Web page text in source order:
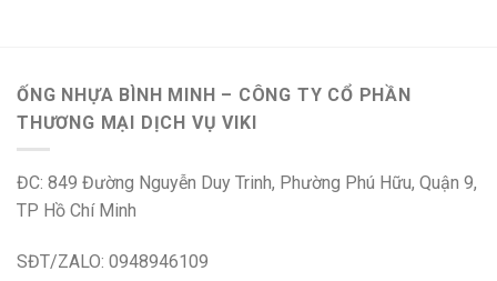
ỐNG NHỰA BÌNH MINH – CÔNG TY CỔ PHẦN
THƯƠNG MẠI DỊCH VỤ VIKI
ĐC: 849 Đường Nguyễn Duy Trinh, Phường Phú Hữu, Quận 9,
TP Hồ Chí Minh
SĐT/ZALO: 0948946109